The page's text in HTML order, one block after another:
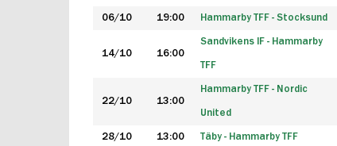
06/10 19:00 Hammarby TFF - Stocksund
14/10 16:00
Sandvikens IF - Hammarby
TFF
22/10 13:00
Hammarby TFF - Nordic
United
28/10 13:00 Täby - Hammarby TFF